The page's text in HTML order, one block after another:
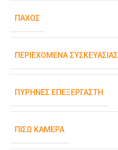
ΠΆΧΟΣ
ΠΕΡΙΕΧΌΜΕΝΑ ΣΥΣΚΕΥΑΣΊΑΣ
ΠΥΡΉΝΕΣ ΕΠΕΞΕΡΓΑΣΤΉ
ΠΊΣΩ ΚΆΜΕΡΑ